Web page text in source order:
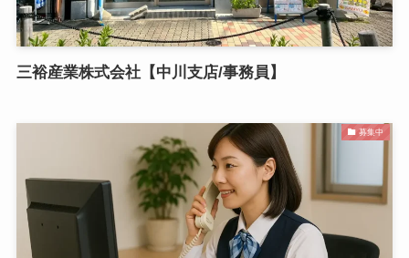
三裕産業株式会社【中川支店/事務員】
募集中